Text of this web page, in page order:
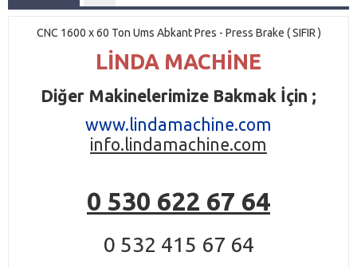
CNC 1600 x 60 Ton Ums Abkant Pres - Press Brake ( SIFIR )
LİNDA MACHİNE
Diğer Makinelerimize Bakmak İçin ;
www.lindamachine.com
info.lindamachine.com
0 530 622 67 64
0 532 415 67 64